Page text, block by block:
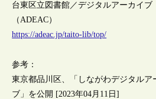
台東区立図書館／デジタルアーカイブ
（ADEAC）
https://adeac.jp/taito-lib/top/
参考：
東京都品川区、「しながわデジタルア
ブ」を公開 [2023年04月11日]